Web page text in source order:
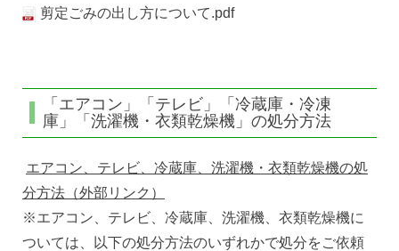
剪定ごみの出し方について.pdf
「エアコン」「テレビ」「冷蔵庫・冷凍
庫」「洗濯機・衣類乾燥機」の処分方法
エアコン、テレビ、冷蔵庫、洗濯機・衣類乾燥機の処
分方法（外部リンク）
※エアコン、テレビ、冷蔵庫、洗濯機、衣類乾燥機に
ついては、以下の処分方法のいずれかで処分をご依頼